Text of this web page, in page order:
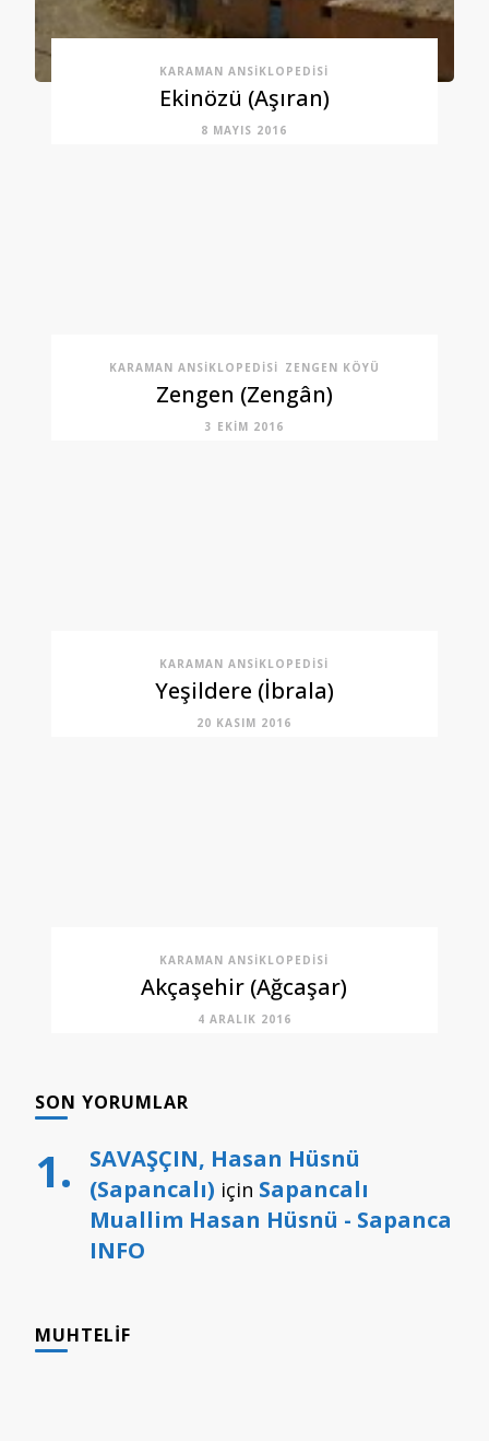
KARAMAN ANSIKLOPEDISI
Ekinözü (Aşıran)
8 MAYIS 2016
KARAMAN ANSIKLOPEDISI ZENGEN KÖYÜ
Zengen (Zengân)
3 EKIM 2016
KARAMAN ANSIKLOPEDISI
Yeşildere (İbrala)
20 KASIM 2016
KARAMAN ANSIKLOPEDISI
Akçaşehir (Ağcaşar)
4 ARALIK 2016
SON YORUMLAR
SAVAŞÇIN, Hasan Hüsnü
(Sapancalı) için Sapancalı
Muallim Hasan Hüsnü - Sapanca
INFO
MUHTELIF